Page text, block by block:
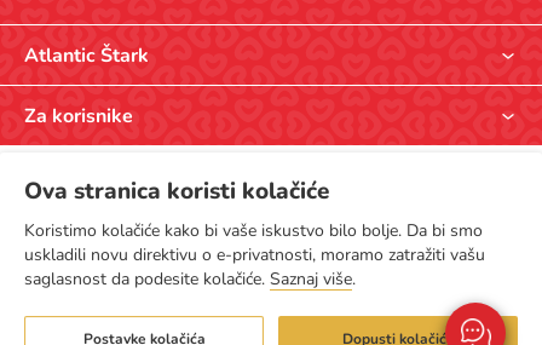
Ova stranica koristi kolačiće
Koristimo kolačiće kako bi vaše iskustvo bilo bolje. Da bi smo
uskladili novu direktivu o e-privatnosti, moramo zatražiti vašu
saglasnost da podesite kolačiće. Saznaj više.
Postavke kolačića Dopusti kolačiće
Atlantic Štark
Politika kolačića
Kontakt
Za korisnike
Načini plaćanja
Dostava
Povrat
© Atlantic Štark, Bulevar Peka Dapčevića 29, Beograd, Srbija. Atlantic Štark
je deo Atlantic Grupe